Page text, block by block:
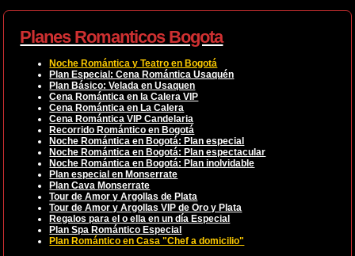
Planes Romanticos Bogota
Noche Romántica y Teatro en Bogotá
Plan Especial: Cena Romántica Usaquén
Plan Básico: Velada en Usaquen
Cena Romántica en la Calera VIP
Cena Romántica en La Calera
Cena Romántica VIP Candelaria
Recorrido Romántico en Bogotá
Noche Romántica en Bogotá: Plan especial
Noche Romántica en Bogotá: Plan espectacular
Noche Romántica en Bogotá: Plan inolvidable
Plan especial en Monserrate
Plan Cava Monserrate
Tour de Amor y Argollas de Plata
Tour de Amor y Argollas VIP de Oro y Plata
Regalos para el o ella en un día Especial
Plan Spa Romántico Especial
Plan Romántico en Casa "Chef a domicilio"